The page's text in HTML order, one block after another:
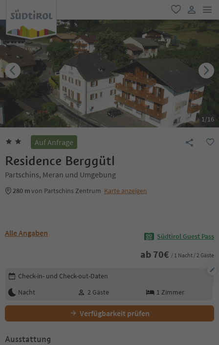
favorit
user link
1/16
Auf Anfrage
Residence Berggütl
Partschins, Meran und Umgebung
280 mvon Partschins Zentrum Karte anzeigen
Alle Angaben Südtirol Guest Pass
ab 70€ / 1 Nacht / 2 Gäste
Buchungsdetails bearbeiten
Check-in- und Check-out-Daten
Nacht
2 Gäste 1 Zimmer
Verfügbarkeit prüfen
Ausstattung